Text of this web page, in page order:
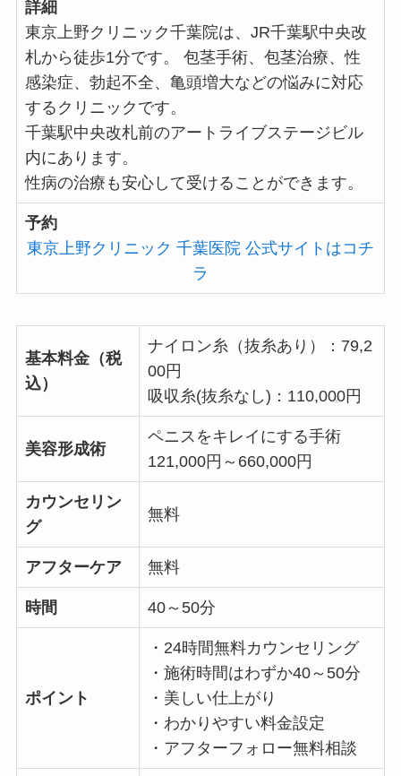
詳細
東京上野クリニック千葉院は、JR千葉駅中央改
札から徒歩1分です。 包茎手術、包茎治療、性
感染症、勃起不全、亀頭増大などの悩みに対応
するクリニックです。
千葉駅中央改札前のアートライブステージビル
内にあります。
性病の治療も安心して受けることができます。
予約
東京上野クリニック 千葉医院 公式サイトはコチ
ラ
基本料金（税
込）
ナイロン糸（抜糸あり）：79,2
00円
吸収糸(抜糸なし)：110,000円
美容形成術
ペニスをキレイにする手術
121,000円～660,000円
カウンセリン
グ
無料
アフターケア 無料
時間 40～50分
ポイント
・24時間無料カウンセリング
・施術時間はわずか40～50分
・美しい仕上がり
・わかりやすい料金設定
・アフターフォロー無料相談